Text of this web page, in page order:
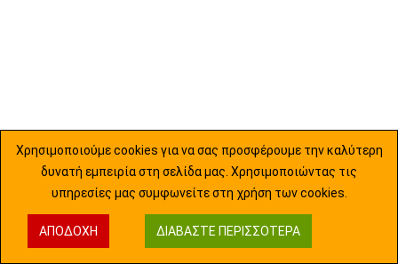
Χρησιμοποιούμε cookies για να σας προσφέρουμε την καλύτερη
δυνατή εμπειρία στη σελίδα μας. Χρησιμοποιώντας τις
υπηρεσίες μας συμφωνείτε στη χρήση των cookies.
ΑΠΟΔΟΧΉ ΔΙΑΒΆΣΤΕ ΠΕΡΙΣΣΌΤΕΡΑ